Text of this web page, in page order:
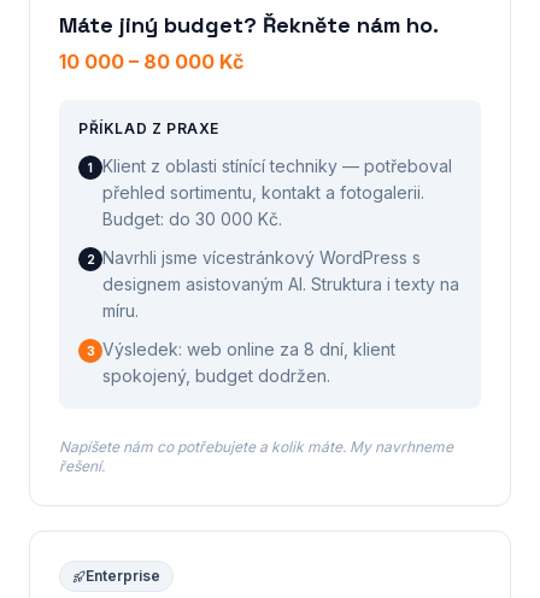
Máte jiný budget? Řekněte nám ho.
10 000 – 80 000 Kč
PŘÍKLAD Z PRAXE
1
Klient z oblasti stínící techniky — potřeboval
přehled sortimentu, kontakt a fotogalerii.
Budget: do 30 000 Kč.
2 Navrhli jsme vícestránkový WordPress s
designem asistovaným AI. Struktura i texty na
míru.
3 Výsledek: web online za 8 dní, klient
spokojený, budget dodržen.
Napíšete nám co potřebujete a kolik máte. My navrhneme
řešení.
Enterprise